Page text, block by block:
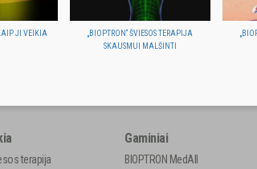
JI VEIKIA
„BIOPTRON“ ŠVIESOS TERAPIJA
SKAUSMUI MALŠINTI
terapija
Gaminiai
BIOPTRON MedAll